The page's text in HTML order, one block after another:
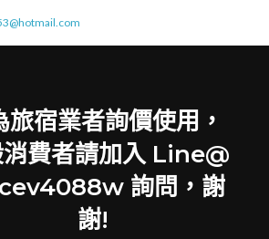
旅宿業者詢價使用，
費者請加入 Line@
詢問，謝
謝!